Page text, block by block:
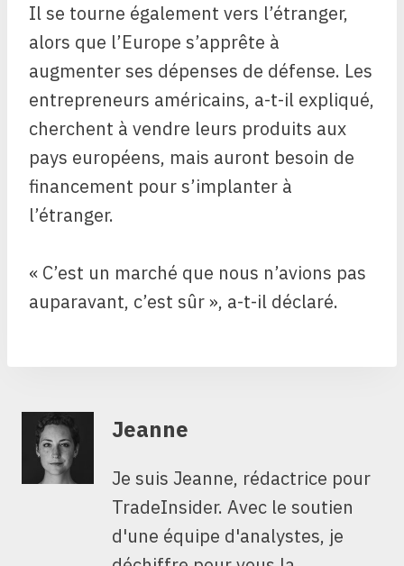
Il se tourne également vers l’étranger,
alors que l’Europe s’apprête à
augmenter ses dépenses de défense. Les
entrepreneurs américains, a-t-il expliqué,
cherchent à vendre leurs produits aux
pays européens, mais auront besoin de
financement pour s’implanter à
l’étranger.
« C’est un marché que nous n’avions pas
auparavant, c’est sûr », a-t-il déclaré.
Jeanne
Je suis Jeanne, rédactrice pour
TradeInsider. Avec le soutien
d'une équipe d'analystes, je